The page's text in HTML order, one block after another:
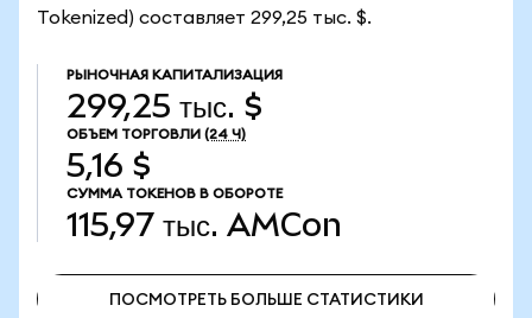
Tokenized) составляет 299,25 тыс. $.
РЫНОЧНАЯ КАПИТАЛИЗАЦИЯ
299,25 тыс. $
ОБЪЕМ ТОРГОВЛИ (24 Ч)
5,16 $
СУММА ТОКЕНОВ В ОБОРОТЕ
115,97 тыс. AMCon
ПОСМОТРЕТЬ БОЛЬШЕ СТАТИСТИКИ